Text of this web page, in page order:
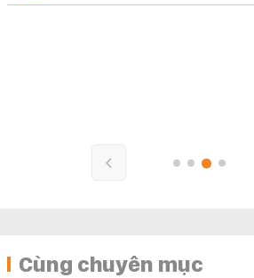
Cùng chuyên mục